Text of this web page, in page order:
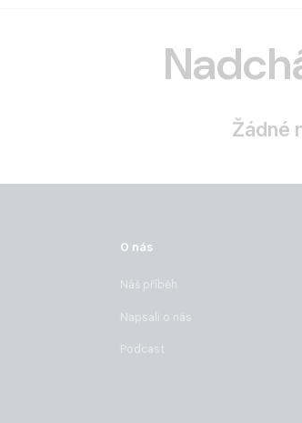
Žádné
O nás
Náš příběh
Napsali o nás
Podcast